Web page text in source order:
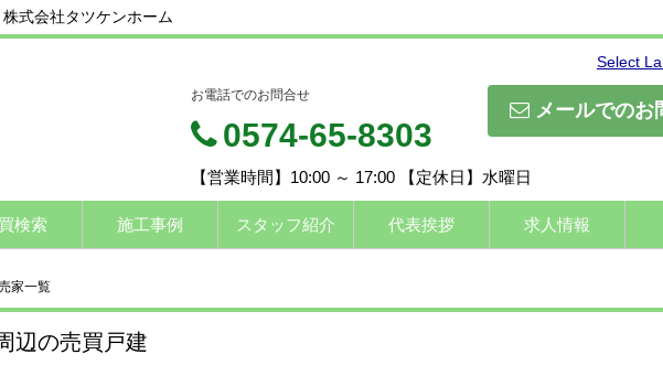
式会社タツケンホーム
Select
メールでのお
お電話でのお問合せ
0574-65-8303
【営業時間】10:00 ～ 17:00 【定休日】水曜日
検索 施工事例 スタッフ紹介 代表挨拶 求人情報
家一覧
辺の売買戸建